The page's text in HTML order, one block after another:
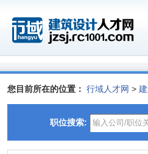
您目前所在的位置： 行域人才网 >
职位搜索: